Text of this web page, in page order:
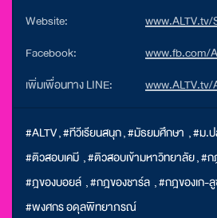
Website:
Facebook:
www.fb.com/
เพิ่มเพื่อนทาง LINE:
#ALTV,#ทีวีเรียนสนุก,#มัธยมศึกษา ,#ม.
#ติวสอบเคมี ,#ติวสอบเข้ามหาวิทยาลัย,#ก
#ฎของบอยล์ ,#กฎของชาร์ล ,#กฎของเก-
#พงศกร อดุลพิทยาภรณ์